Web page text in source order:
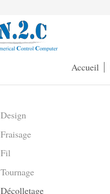
Accueil
Design
Fraisage
Fil
Tournage
Décolletage